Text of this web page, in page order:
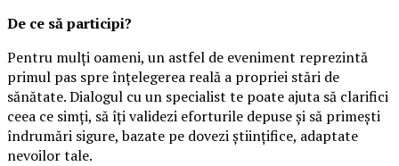
De ce să participi?
Pentru mulți oameni, un astfel de eveniment reprezintă
primul pas spre înțelegerea reală a propriei stări de
sănătate. Dialogul cu un specialist te poate ajuta să clarifici
ceea ce simți, să îți validezi eforturile depuse și să primești
îndrumări sigure, bazate pe dovezi științifice, adaptate
nevoilor tale.